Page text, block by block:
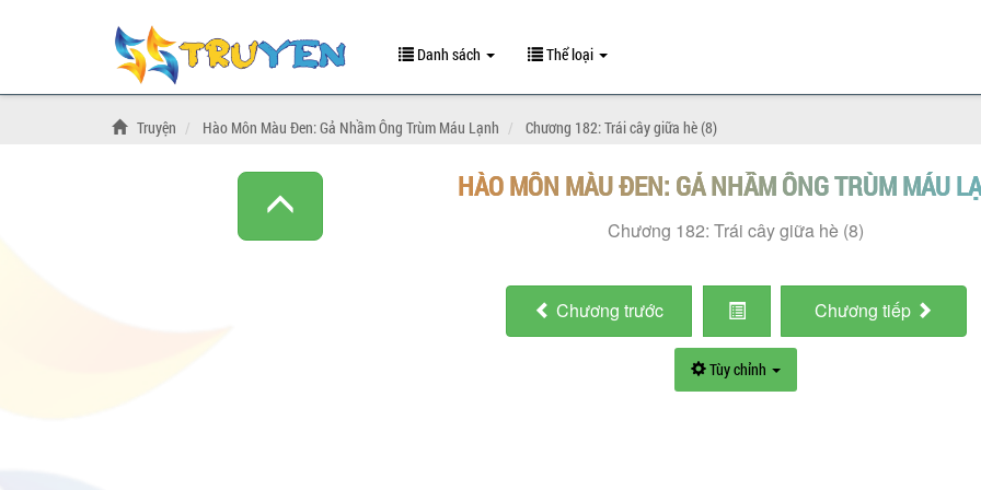
Danh sách Thể loại
Truyện Hào Môn Màu Đen: Gả Nhầm Ông Trùm Máu Lạnh Chương 182: Trái cây giữa hè (8)
HÀO MÔN MÀU ĐEN: GẢ NHẦM ÔNG TRÙM MÁU
Chương 182: Trái cây giữa hè (8)
Chương trước Chương tiếp
Tùy chỉnh